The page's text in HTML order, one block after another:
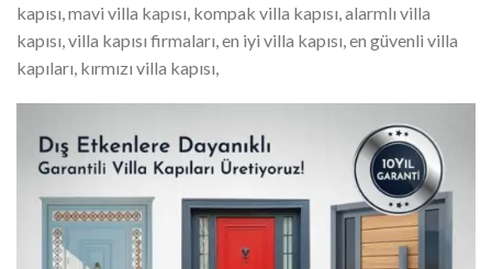
kapısı, mavi villa kapısı, kompak villa kapısı, alarmlı villa
kapısı, villa kapısı firmaları, en iyi villa kapısı, en güvenli villa
kapıları, kırmızı villa kapısı,